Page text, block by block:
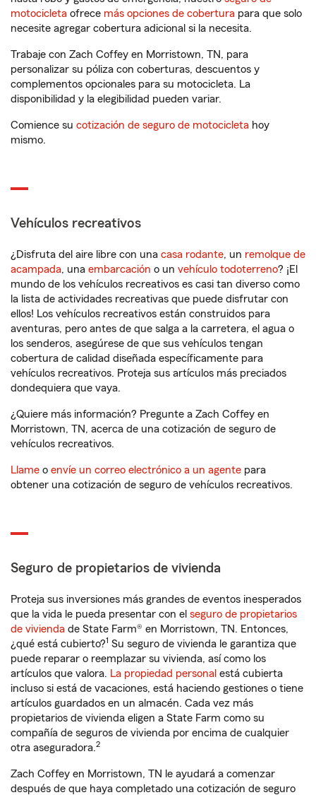
motocicleta ofrece más opciones de cobertura para que solo
necesite agregar cobertura adicional si la necesita.
Trabaje con Zach Coffey en Morristown, TN, para
personalizar su póliza con coberturas, descuentos y
complementos opcionales para su motocicleta. La
disponibilidad y la elegibilidad pueden variar.
Comience su cotización de seguro de motocicleta hoy
mismo.
Vehículos recreativos
¿Disfruta del aire libre con una casa rodante, un remolque de
acampada, una embarcación o un vehículo todoterreno? ¡El
mundo de los vehículos recreativos es casi tan diverso como
la lista de actividades recreativas que puede disfrutar con
ellos! Los vehículos recreativos están construidos para
aventuras, pero antes de que salga a la carretera, el agua o
los senderos, asegúrese de que sus vehículos tengan
cobertura de calidad diseñada específicamente para
vehículos recreativos. Proteja sus artículos más preciados
dondequiera que vaya.
¿Quiere más información? Pregunte a Zach Coffey en
Morristown, TN, acerca de una cotización de seguro de
vehículos recreativos.
Llame o envíe un correo electrónico a un agente para
obtener una cotización de seguro de vehículos recreativos.
Seguro de propietarios de vivienda
Proteja sus inversiones más grandes de eventos inesperados
que la vida le pueda presentar con el seguro de propietarios
de vivienda de State Farm® en Morristown, TN. Entonces,
¿qué está cubierto?1 Su seguro de vivienda le garantiza que
puede reparar o reemplazar su vivienda, así como los
artículos que valora. La propiedad personal está cubierta
incluso si está de vacaciones, está haciendo gestiones o tiene
artículos guardados en un almacén. Cada vez más
propietarios de vivienda eligen a State Farm como su
compañía de seguros de vivienda por encima de cualquier
otra aseguradora.2
Zach Coffey en Morristown, TN le ayudará a comenzar
después de que haya completado una cotización de seguro